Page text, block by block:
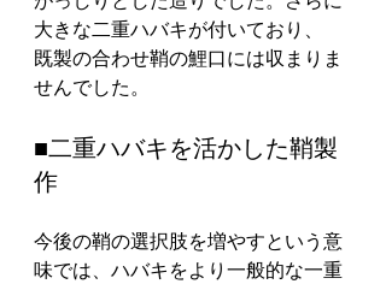
大きな二重ハバキが付いており、
既製の合わせ鞘の鯉口には収まりま
せんでした。
■二重ハバキを活かした鞘製
作
今後の鞘の選択肢を増やすという意
味では、ハバキをより一般的な一重